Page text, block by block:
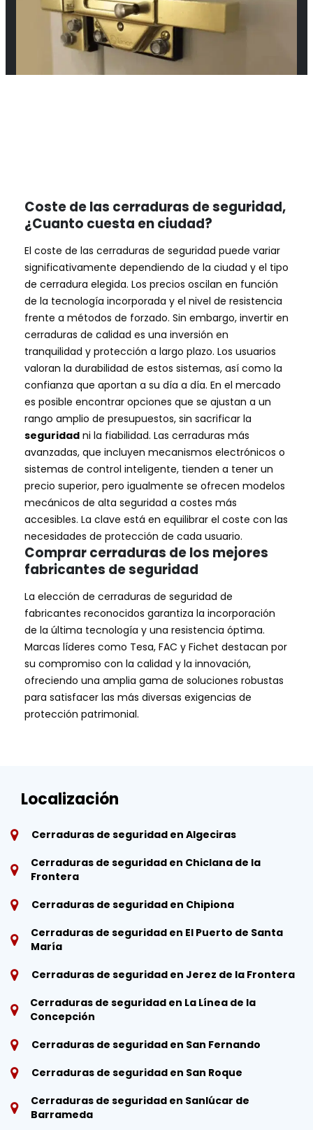
Coste de las cerraduras de seguridad,
¿Cuanto cuesta en ciudad?
El coste de las cerraduras de seguridad puede variar
significativamente dependiendo de la ciudad y el tipo
de cerradura elegida. Los precios oscilan en función
de la tecnología incorporada y el nivel de resistencia
frente a métodos de forzado. Sin embargo, invertir en
cerraduras de calidad es una inversión en
tranquilidad y protección a largo plazo. Los usuarios
valoran la durabilidad de estos sistemas, así como la
confianza que aportan a su día a día. En el mercado
es posible encontrar opciones que se ajustan a un
rango amplio de presupuestos, sin sacrificar la
seguridad ni la fiabilidad. Las cerraduras más
avanzadas, que incluyen mecanismos electrónicos o
sistemas de control inteligente, tienden a tener un
precio superior, pero igualmente se ofrecen modelos
mecánicos de alta seguridad a costes más
accesibles. La clave está en equilibrar el coste con las
necesidades de protección de cada usuario.
Comprar cerraduras de los mejores
fabricantes de seguridad
La elección de cerraduras de seguridad de
fabricantes reconocidos garantiza la incorporación
de la última tecnología y una resistencia óptima.
Marcas líderes como Tesa, FAC y Fichet destacan por
su compromiso con la calidad y la innovación,
ofreciendo una amplia gama de soluciones robustas
para satisfacer las más diversas exigencias de
protección patrimonial.
Localización
Cerraduras de seguridad en Algeciras
Cerraduras de seguridad en Chiclana de la
Frontera
Cerraduras de seguridad en Chipiona
Cerraduras de seguridad en El Puerto de Santa
María
Cerraduras de seguridad en Jerez de la Frontera
Cerraduras de seguridad en La Línea de la
Concepción
Cerraduras de seguridad en San Fernando
Cerraduras de seguridad en San Roque
Cerraduras de seguridad en Sanlúcar de
Barrameda